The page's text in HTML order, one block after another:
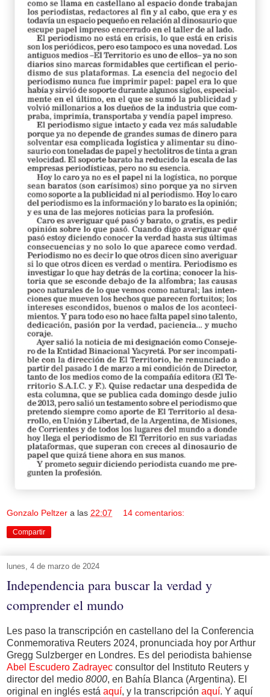
Gonzalo Peltzer a las 22:07 14 comentarios:
Compartir
lunes, 4 de marzo de 2024
Independencia para buscar la verdad y
comprender el mundo
Les paso la transcripción en castellano del la Conferencia
Conmemorativa Reuters 2024, pronunciada hoy por Arthur
Gregg Sulzberger en Londres. Es del periodista bahiense
Abel Escudero Zadrayec consultor del Instituto Reuters y
director del medio 8000, en Bahía Blanca (Argentina). El
original en inglés está aquí, y la transcripción aquí. Y aquí